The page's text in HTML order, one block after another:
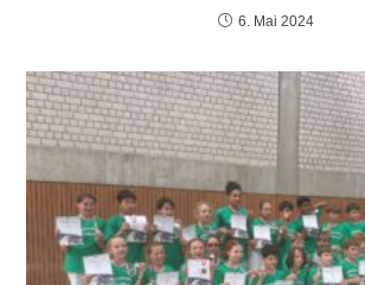
6. Mai 2024